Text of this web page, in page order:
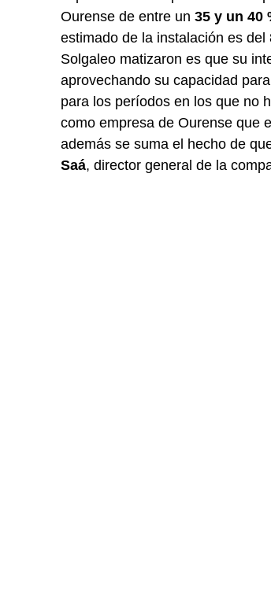
Ourense de entre un 35 y un 40
estimado de la instalación es
Solgaleo matizaron es que su
aprovechando su capacidad
para los períodos en los que no
como empresa de Ourense que
además se suma el hecho de
Saá, director general de la